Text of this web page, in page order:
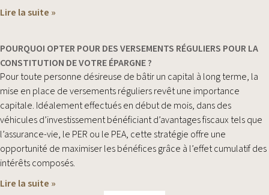
Lire la suite »
POURQUOI OPTER POUR DES VERSEMENTS RÉGULIERS POUR LA
CONSTITUTION DE VOTRE ÉPARGNE ?
Pour toute personne désireuse de bâtir un capital à long terme, la
mise en place de versements réguliers revêt une importance
capitale. Idéalement effectués en début de mois, dans des
véhicules d’investissement bénéficiant d’avantages fiscaux tels que
l’assurance-vie, le PER ou le PEA, cette stratégie offre une
opportunité de maximiser les bénéfices grâce à l’effet cumulatif des
intérêts composés.
Lire la suite »